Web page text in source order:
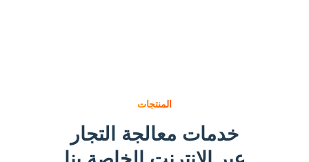
المنتجات
خدمات معالجة التجار